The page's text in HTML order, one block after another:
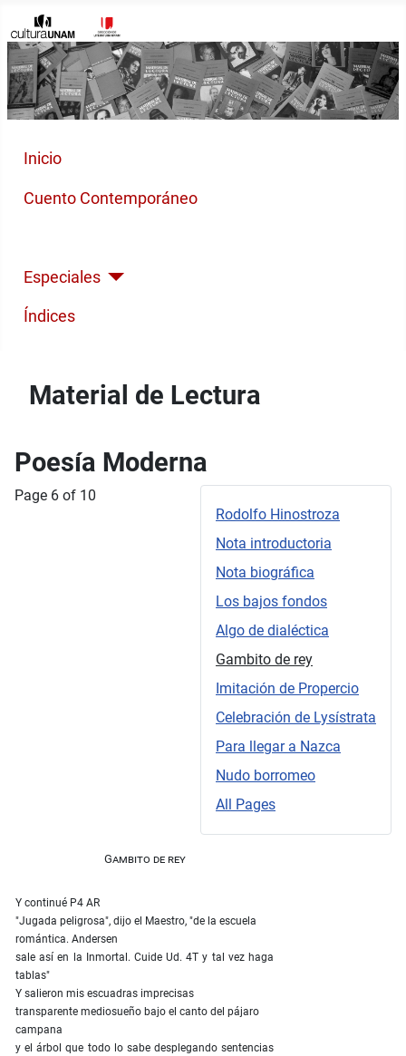
Inicio
Cuento Contemporáneo
Especiales
Índices
Material de Lectura
Poesía Moderna
Rodolfo Hinostroza
Nota introductoria
Nota biográfica
Los bajos fondos
Algo de dialéctica
Gambito de rey
Imitación de Propercio
Celebración de Lysístrata
Para llegar a Nazca
Nudo borromeo
All Pages
Page 6 of 10
Gambito de rey
Y continué P4 AR
"Jugada peligrosa", dijo el Maestro, "de la escuela
romántica. Andersen
sale así en la Inmortal. Cuide Ud. 4T y tal vez haga
tablas"
Y salieron mis escuadras imprecisas
transparente mediosueño bajo el canto del pájaro
campana
y el árbol que todo lo sabe desplegando sentencias